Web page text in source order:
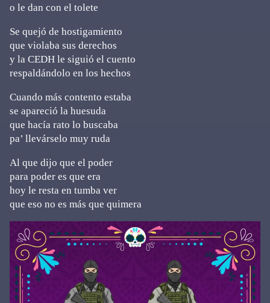
o le dan con el tolete
Se quejó de hostigamiento
que violaba sus derechos
y la CEDH le siguió el cuento
respaldándolo en los hechos
Cuando más contento estaba
se apareció la huesuda
que hacía rato lo buscaba
pa’ llevárselo muy ruda
Al que dijo que el poder
para poder es que era
hoy le resta en tumba ver
que eso no es más que quimera